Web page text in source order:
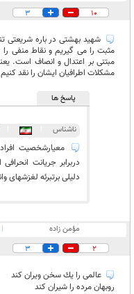
10
3
شهيد بهشتى در باره شريعتى
مثبت را مى گيريم و نقاط منفى
مبتنى بر اعتدال و انصاف است.
مشكلات اطرافيان ايشان را نقد
پاسخ ها
ناشناس
معیارشخصیت
دربرابر جریانت
دلیلی برتبرئه لغزشهای
مؤمن زاده |
2
3
عالمى را يك سخن ويران كند
روبهان مرده را شيران كند